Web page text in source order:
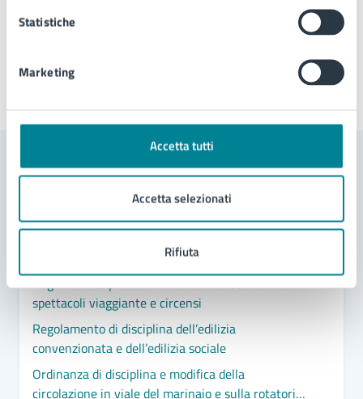
Statistiche
Marketing
Accetta tutti
Accetta selezionati
Rifiuta
Contenuti correlati
Documenti
spettacoli viaggiante e circensi
Regolamento di disciplina dell’edilizia
convenzionata e dell’edilizia sociale
Ordinanza di disciplina e modifica della
circolazione in viale del marinaio e sulla rotatoria